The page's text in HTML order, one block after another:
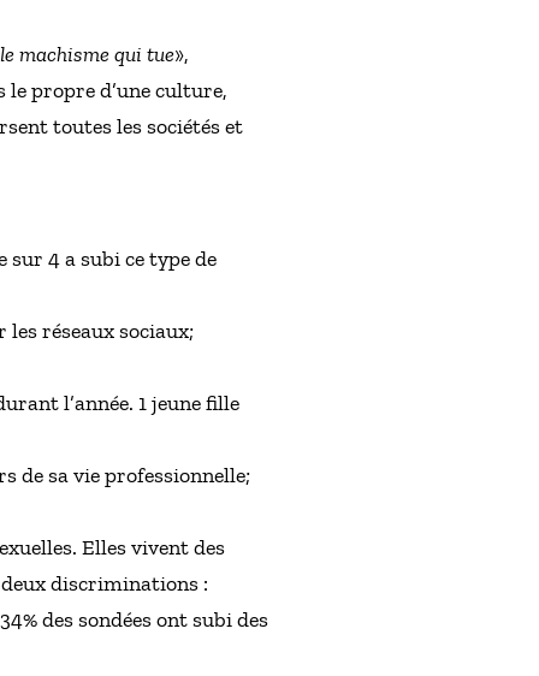
machisme qui tue»,
le propre d’une culture,
toutes les sociétés et
sur 4 a subi ce type de
les réseaux sociaux;
l’année. 1 jeune fille
de sa vie professionnelle;
Elles vivent des
discriminations :
des sondées ont subi des